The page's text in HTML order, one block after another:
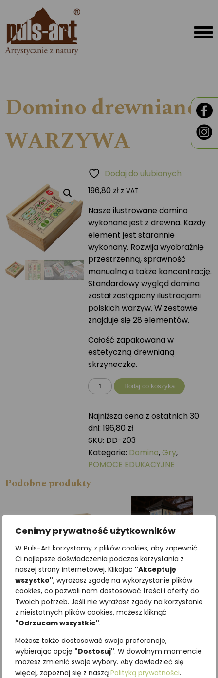
Cenimy prywatność użytkowników
W Puls-Art korzystamy z plików cookies, aby zapewnić
Ci najlepsze doświadczenia podczas korzystania z
naszej strony internetowej. Klikając "Akceptuję
wszystko", wyrażasz zgodę na wykorzystanie plików
cookies, co pozwoli nam dostosować treści i oferty do
Twoich potrzeb. Jeśli nie wyrażasz zgody na korzystanie
z nieistotnych plików cookies, możesz kliknąć
"Odrzucam wszystkie".
Możesz także dostosować swoje preferencje,
wybierając opcję "Dostosuj". W dowolnym momencie
możesz zmienić swoje wybory. Aby dowiedzieć się
więcej, zapoznaj się z naszą Polityką prywatności.
Domino drewniane
WARZYWA
196,80 zł z VAT
Nasze ilustrowane domino
wykonane jest z drewna. Każdy
element jest starannie
wykonany. Rozwija wyobraźnię
przestrzenną, sprawność
manualną a także koncentrację.
Standardowy wygląd domina
został zastąpiony ilustracjami
polskich warzyw. W zestawie
znajduje się 28 elementów.
Całość zapakowana w
estetyczną drewnianą
skrzyneczkę.
ilość
Domino
WARZYWA
Dodaj do koszyka
Dodaj do ulubionych
Najniższa cena z ostatnich 30
dni:196,80 zł
SKU: DD-Z03
Kategorie: Domino,Gry,
POMOCE EDUKACYJNE
Podobne produkty
Edukacyjna zabawa
pamięciowa GRZYBY
79,95zł z VAT
Dodaj do koszyka
Kostki wiedzy mini
1845,00zł
Dodaj do koszyka